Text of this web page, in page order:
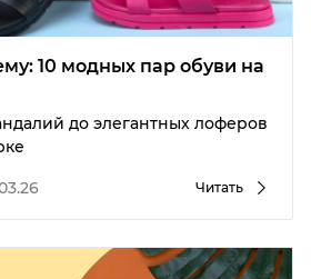
10 модных пар обуви на
до элегантных лоферов
Читать